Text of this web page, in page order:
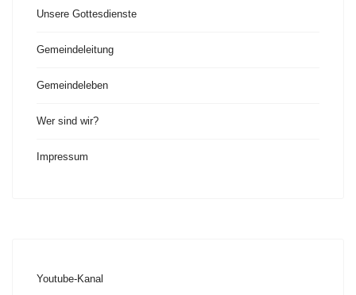
Unsere Gottesdienste
Gemeindeleitung
Gemeindeleben
Wer sind wir?
Impressum
Youtube-Kanal